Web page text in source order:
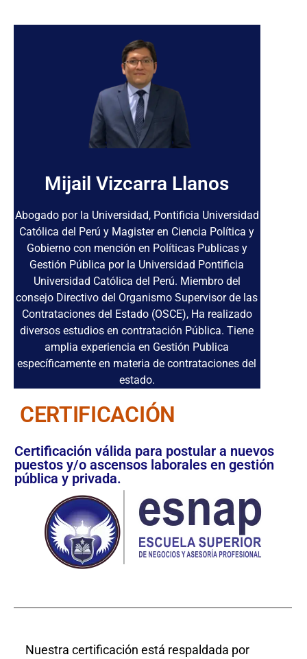
Mijail Vizcarra Llanos
Abogado por la Universidad, Pontificia Universidad
Católica del Perú y Magister en Ciencia Política y
Gobierno con mención en Políticas Publicas y
Gestión Pública por la Universidad Pontificia
Universidad Católica del Perú. Miembro del
consejo Directivo del Organismo Supervisor de las
Contrataciones del Estado (OSCE), Ha realizado
diversos estudios en contratación Pública. Tiene
amplia experiencia en Gestión Publica
específicamente en materia de contrataciones del
estado.
CERTIFICACIÓN
Certificación válida para postular a nuevos
puestos y/o ascensos laborales en gestión
pública y privada.
Nuestra certificación está respaldada por